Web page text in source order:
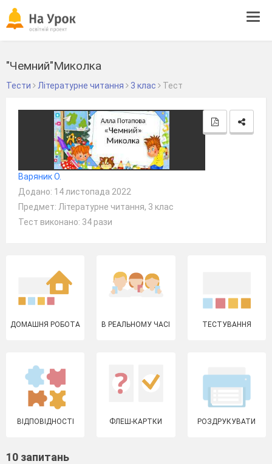
"Чемний"Миколка
Тести Літературне читання 3 клас Тест
Варяник О.
Додано: 14 листопада 2022
Предмет: Літературне читання, 3 клас
Тест виконано: 34 рази
ДОМАШНЯ РОБОТА В РЕАЛЬНОМУ ЧАСІ ТЕСТУВАННЯ
ВІДПОВІДНОСТІ ФЛЕШ-КАРТКИ РОЗДРУКУВАТИ
10 запитань